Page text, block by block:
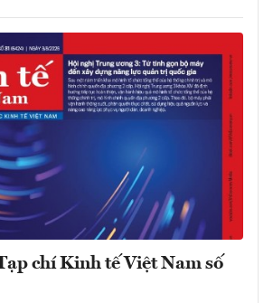
chí Kinh tế Việt Nam số